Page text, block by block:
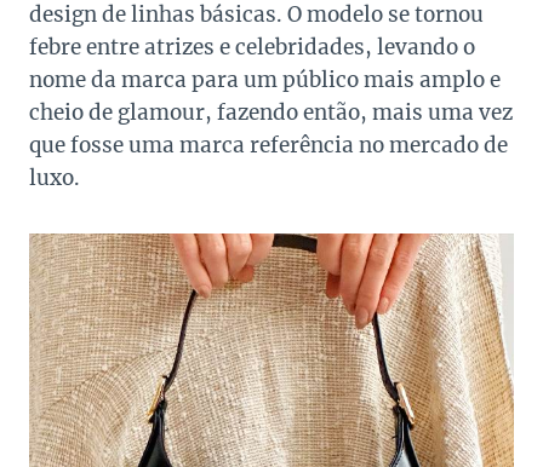
design de linhas básicas. O modelo se tornou
febre entre atrizes e celebridades, levando o
nome da marca para um público mais amplo e
cheio de glamour, fazendo então, mais uma vez
que fosse uma marca referência no mercado de
luxo.